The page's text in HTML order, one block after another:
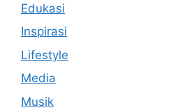
Edukasi
Inspirasi
Lifestyle
Media
Musik